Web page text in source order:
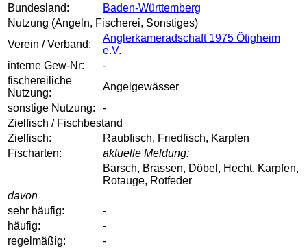
Bundesland:
Baden-Württemberg
Nutzung (Angeln, Fischerei, Sonstiges)
Verein / Verband:
Anglerkameradschaft 1975 Ötigheim
e.V.
interne Gew-Nr:
-
fischereiliche
Nutzung:
Angelgewässer
sonstige Nutzung:
-
Zielfisch / Fischbestand
Zielfisch:
Raubfisch, Friedfisch, Karpfen
Fischarten:
aktuelle Meldung:
Barsch, Brassen, Döbel, Hecht, Karpfen,
Rotauge, Rotfeder
davon
sehr häufig:
-
häufig:
-
regelmäßig:
-